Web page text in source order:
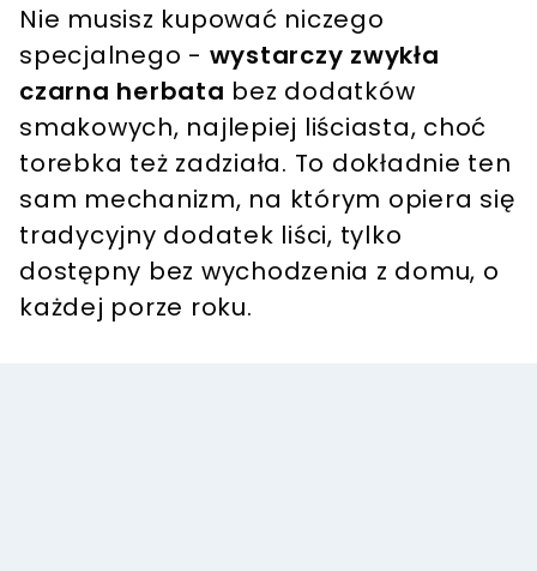
Nie musisz kupować niczego
specjalnego - wystarczy zwykła
czarna herbata bez dodatków
smakowych, najlepiej liściasta, choć
torebka też zadziała. To dokładnie ten
sam mechanizm, na którym opiera się
tradycyjny dodatek liści, tylko
dostępny bez wychodzenia z domu, o
każdej porze roku.